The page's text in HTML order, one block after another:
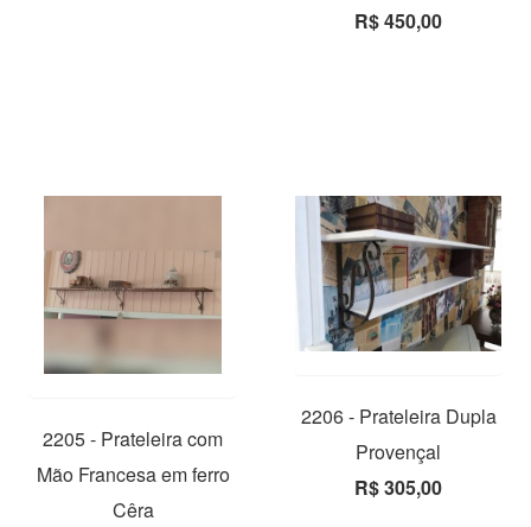
R$ 450,00
2205 - Prateleira com
Mão Francesa em ferro
Cêra
2206 - Prateleira Dupla
Provençal
R$ 305,00